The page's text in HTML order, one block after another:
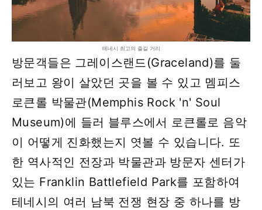
테네시 최고의 즐길 거리
방문객들은 그레이스랜드(Graceland)를 둘
러보고 왕이 살았던 곳을 볼 수 있고 멤피스
로큰롤 박물관(Memphis Rock 'n' Soul
Museum)에 들러 블루스에서 로큰롤로 음악
이 어떻게 진화했는지 엿볼 수 있습니다. 또
한 역사적인 전장과 박물관과 방문자 센터가
있는 Franklin Battlefield Park를 포함하여
테네시의 여러 남북 전쟁 현장 중 하나를 방